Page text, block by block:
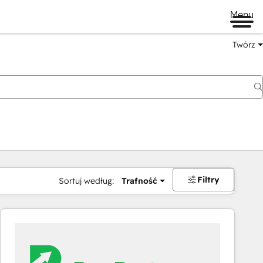
Menu
Twórz
Sortuj według: Trafność Filtry